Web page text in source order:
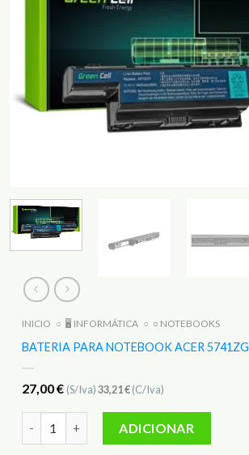
INICIO ○ 🖥️ INFORMÁTICA ○ ○ NOTEBOOKS
BATERIA PARA NOTEBOOK ACER 5741ZG
27,00€ (S/Iva)33,21€(C/Iva)
ADICIONAR